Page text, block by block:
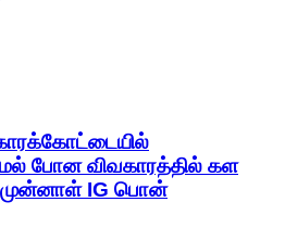
போன விவகாரத்தில் கள
IG பொன்